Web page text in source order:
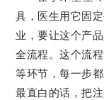
具，医生用它固
业，要让这个产
全流程。这个流
等环节，每一步
最直白的话，把